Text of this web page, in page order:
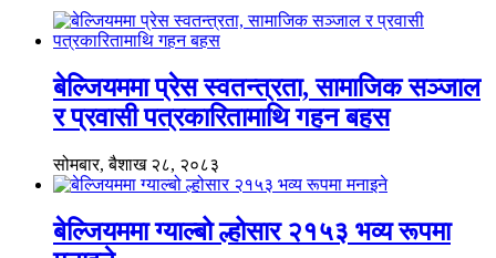
बेल्जियममा प्रेस स्वतन्त्रता, सामाजिक सञ्जाल
र प्रवासी पत्रकारितामाथि गहन बहस
सोमबार, बैशाख २८, २०८३
बेल्जियममा ग्याल्बो ल्होसार २१५३ भव्य रूपमा